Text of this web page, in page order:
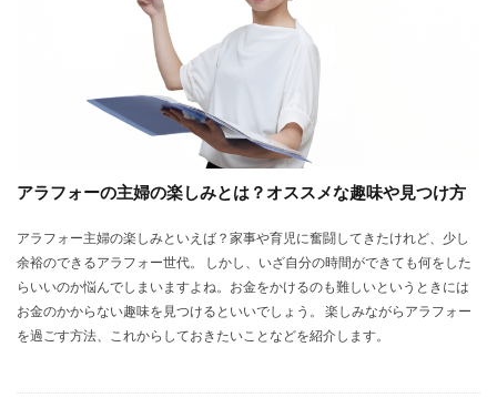
アラフォーの主婦の楽しみとは？オススメな趣味や見つけ方
アラフォー主婦の楽しみといえば？家事や育児に奮闘してきたけれど、少し
余裕のできるアラフォー世代。 しかし、いざ自分の時間ができても何をした
らいいのか悩んでしまいますよね。お金をかけるのも難しいというときには
お金のかからない趣味を見つけるといいでしょう。 楽しみながらアラフォー
を過ごす方法、これからしておきたいことなどを紹介します。